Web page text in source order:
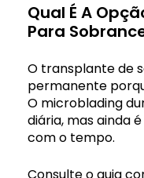
Qual É A
Para
O transplante de
permanente
O microblading
diária, mas ainda
com o tempo.